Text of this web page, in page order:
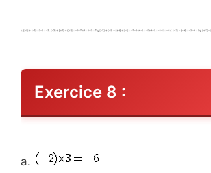
Exercice 8 :
a.